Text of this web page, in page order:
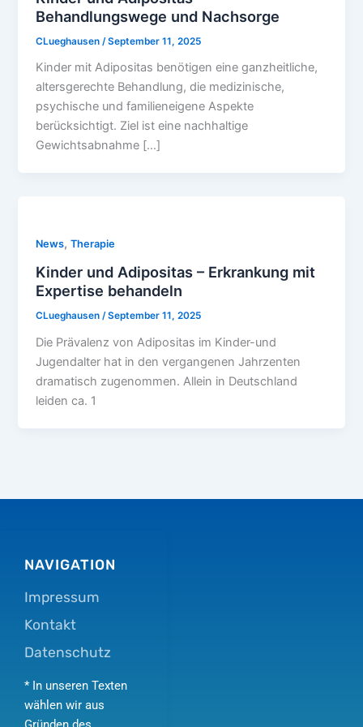
Behandlungswege und Nachsorge
CLueghausen /September 11, 2025
Kinder mit Adipositas benötigen eine ganzheitliche,
altersgerechte Behandlung, die medizinische,
psychische und familieneigene Aspekte
berücksichtigt. Ziel ist eine nachhaltige
Gewichtsabnahme […]
News,Therapie
Kinder und Adipositas – Erkrankung mit
Expertise behandeln
CLueghausen/September 11, 2025
Die Prävalenz von Adipositas im Kinder-und
Jugendalter hat in den vergangenen Jahrzenten
dramatisch zugenommen. Allein in Deutschland
leiden ca. 1
NAVIGATION
Impressum
Kontakt
Datenschutz
* In unseren Texten
wählen wir aus